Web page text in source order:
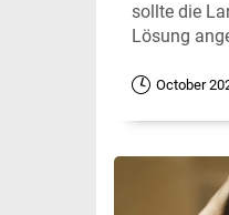
sollte die
Lösung
October